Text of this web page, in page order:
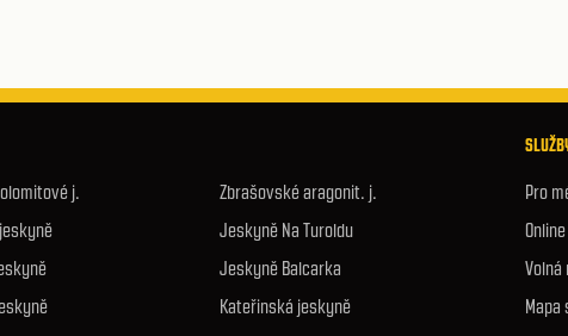
j.
Zbrašovské aragonit. j.
Jeskyně Na Turoldu
Jeskyně Balcarka
Kateřinská jeskyně
Pro